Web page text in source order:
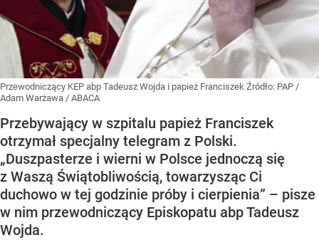
Przewodniczący KEP abp Tadeusz Wojda i papież Franciszek Źródło: PAP /
Adam Warżawa / ABACA
Przebywający w szpitalu papież Franciszek
otrzymał specjalny telegram z Polski.
„Duszpasterze i wierni w Polsce jednoczą się
z Waszą Świątobliwością, towarzysząc Ci
duchowo w tej godzinie próby i cierpienia” – pisze
w nim przewodniczący Episkopatu abp Tadeusz
Wojda.